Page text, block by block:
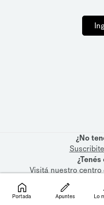
¿No
Suscribite
Visitá nuestrocentro
Portada Apuntes Lo